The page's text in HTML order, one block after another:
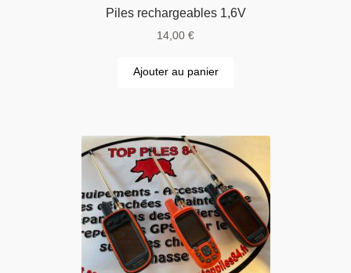
Piles rechargeables 1,6V
14,00 €
Ajouter au panier